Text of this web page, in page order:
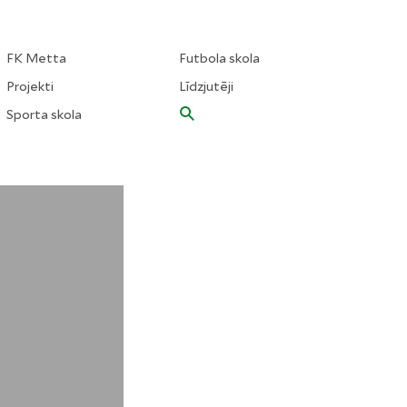
FK Metta
Projekti
Sporta skola
Futbola skola
Līdzjutēji